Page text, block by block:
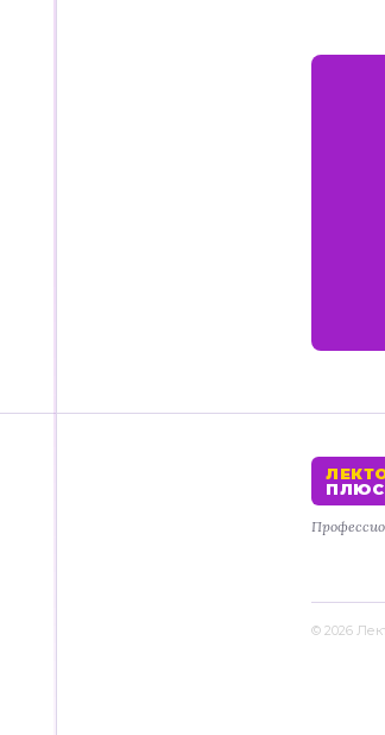
ПЛЮС
© 2026